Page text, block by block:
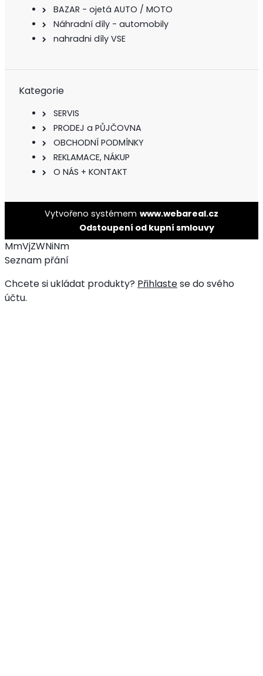
BAZAR - ojetá AUTO / MOTO
Náhradní díly - automobily
nahradni díly VSE
Kategorie
SERVIS
PRODEJ a PŮJČOVNA
OBCHODNÍ PODMÍNKY
REKLAMACE, NÁKUP
O NÁS + KONTAKT
Vytvořeno systémem www.webareal.cz
Odstoupení od kupní smlouvy
MmVjZWNiNm
Seznam přání
Chcete si ukládat produkty? Přihlastese do svého
účtu.